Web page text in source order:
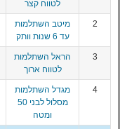
לטווח קצר
2
מיטב השתלמות
עד 6 שנות וותק
3
הראל השתלמות
לטווח ארוך
4
מגדל השתלמות
מסלול לבני 50
ומטה